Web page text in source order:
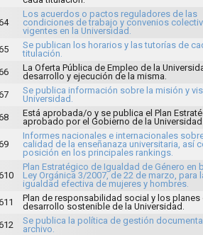
Los acuerdos o pactos reguladores de las
condiciones de trabajo y convenios
vigentes en la Universidad.
Se publican los horarios y las tutorías de
titulación.
La Oferta Pública de Empleo de la
desarrollo y ejecución de la misma.
Se publica información sobre la misión y
Universidad.
Está aprobada/o y se publica el Plan
aprobado por el Gobierno de la
Informes nacionales e internacionales
calidad de la enseñanaza universitaria, así
posición en los principales rankings.
Plan Estratégico de Igualdad de Género en
Ley Orgánica 3/2007, de 22 de marzo, para
igualdad efectiva de mujeres y hombres.
Plan de responsabilidad social y los planes
desarrollo sostenible de la Universidad.
Se publica la política de gestión
archivo.